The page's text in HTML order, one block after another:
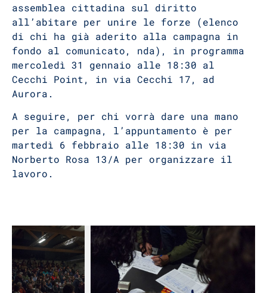
assemblea cittadina sul diritto
all’abitare per unire le forze (elenco
di chi ha già aderito alla campagna in
fondo al comunicato, nda), in programma
mercoledì 31 gennaio alle 18:30 al
Cecchi Point, in via Cecchi 17, ad
Aurora.
A seguire, per chi vorrà dare una mano
per la campagna, l’appuntamento è per
martedì 6 febbraio alle 18:30 in via
Norberto Rosa 13/A per organizzare il
lavoro.